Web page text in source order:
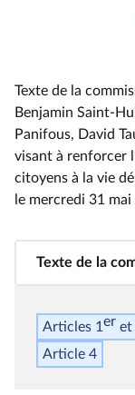
Texte de la
Benjamin Saint-
Panifous, David
visant à renforcer
citoyens à la vie
le mercredi 31
Texte de la
<b>Texte de
Articles 1er et
Article 4